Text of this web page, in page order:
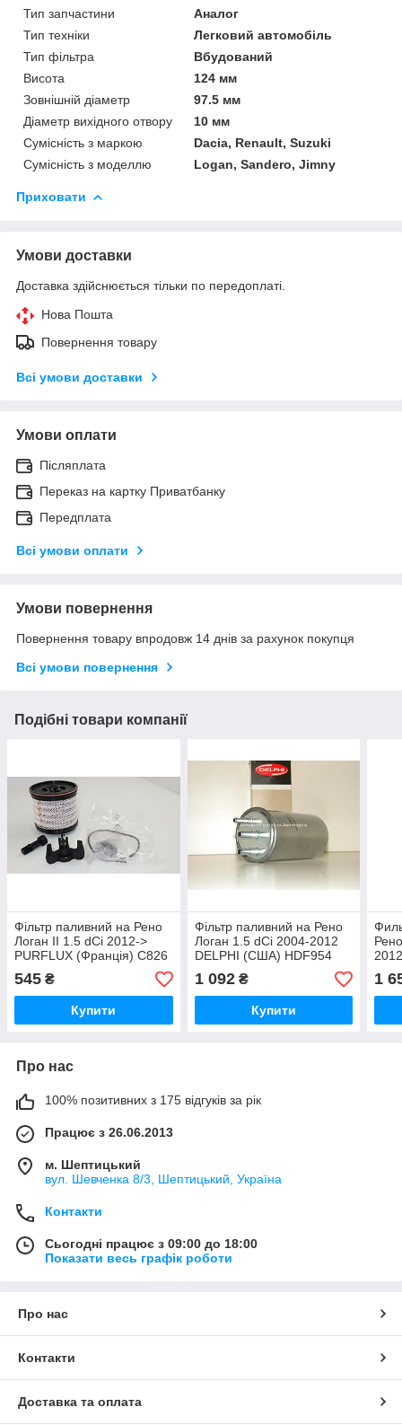
Тип запчастини
Аналог
Тип техніки
Легковий автомобіль
Тип фільтра
Вбудований
Висота
124 мм
Зовнішній діаметр
97.5 мм
Діаметр вихідного отвору
10 мм
Сумісність з маркою
Dacia, Renault, Suzuki
Сумісність з моделлю
Logan, Sandero, Jimny
Приховати
Умови доставки
Доставка здійснюється тільки по передоплаті.
Нова Пошта
Повернення товару
Всі умови доставки
Умови оплати
Післяплата
Переказ на картку Приватбанку
Передплата
Всі умови оплати
Умови повернення
Повернення товару впродовж 14 днів за рахунок покупця
Всі умови повернення
Подібні товари компанії
Фільтр паливний на Рено
Логан II 1.5 dCi 2012->
PURFLUX (Франція) C826
545 ₴
Купити
Фільтр паливний на Рено
Логан 1.5 dCi 2004-2012
DELPHI (США) HDF954
1 092₴
Купити
1
Про нас
100% позитивних з 175 відгуків за рік
Працює з 26.06.2013
м. Шептицький
вул. Шевченка 8/3, Шептицький, Україна
Контакти
Сьогодні працює з 09:00 до 18:00
Показати весь графік роботи
Про нас
Контакти
Доставка та оплата